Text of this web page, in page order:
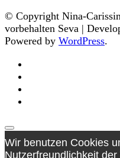
© Copyright Nina-
vorbehalten Seva |
Powered by WordPress.
Wir benutzen Cookies
Nutzerfreundlichkeit